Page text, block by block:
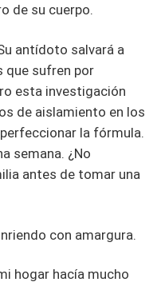
de su cuerpo.
antídoto salvará a
que sufren por
esta investigación
de aislamiento en los
la fórmula.
semana. ¿No
antes de tomar una
con amargura.
hogar hacía mucho